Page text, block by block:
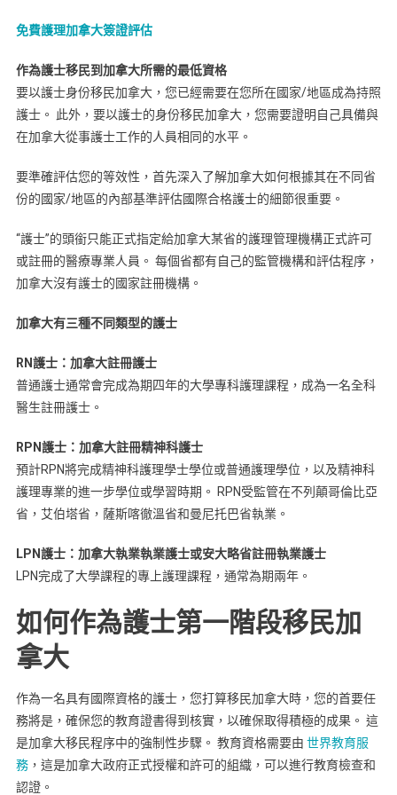
免費護理加拿大簽證評估
作為護士移民到加拿大所需的最低資格
要以護士身份移民加拿大，您已經需要在您所在國家/地區成為持照
護士。 此外，要以護士的身份移民加拿大，您需要證明自己具備與
在加拿大從事護士工作的人員相同的水平。
要準確評估您的等效性，首先深入了解加拿大如何根據其在不同省
份的國家/地區的內部基準評估國際合格護士的細節很重要。
“護士”的頭銜只能正式指定給加拿大某省的護理管理機構正式許可
或註冊的醫療專業人員。 每個省都有自己的監管機​​構和評估程序，
加拿大沒有護士的國家註冊機構。
加拿大有三種不同類型的護士
RN護士：加拿大註冊護士
普通護士通常會完成為期四年的大學專科護理課程，成為一名全科
醫生註冊護士。
RPN護士：加拿大註冊精神科護士
預計RPN將完成精神科護理學士學位或普通護理學位，以及精神科
護理專業的進一步學位或學習時期。 RPN受監管在不列顛哥倫比亞
省，艾伯塔省，薩斯喀徹溫省和曼尼托巴省執業。
LPN護士：加拿大執業執業護士或安大略省註冊執業護士
LPN完成了大學課程的專上護理課程，通常為期兩年。
如何作為護士第一階段移民加
拿大
作為一名具有國際資格的護士，您打算移民加拿大時，您的首要任
務將是，確保您的教育證書得到核實，以確保取得積極的成果。 這
是加拿大移民程序中的強制性步驟。 教育資格需要由 世界教育服
務，這是加拿大政府正式授權和許可的組織，可以進行教育檢查和
認證。